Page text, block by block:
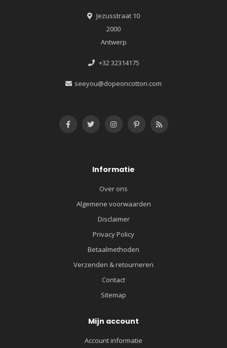
Jezusstraat 10
2000
Antwerp
+32 32314175
seeyou@dopeoncotton.com
Informatie
Over ons
Algemene voorwaarden
Disclaimer
Privacy Policy
Betaalmethoden
Verzenden & retourneren
Contact
Sitemap
Mijn account
Account informatie